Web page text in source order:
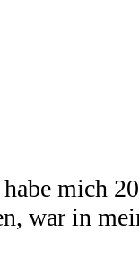
mich
war in